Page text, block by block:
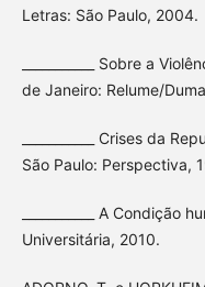
Letras: São Paulo, 2004.
___________ Sobre a
de Janeiro: Relume/
___________ Crises da
São Paulo: Perspectiva,
___________ A
Universitária, 2010.